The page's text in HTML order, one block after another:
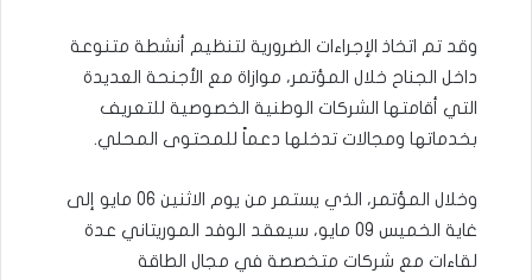
وقد تم اتخاذ الإجراءات الضرورية لتنظيم أنشطة متنوعة
داخل الجناح خلال المؤتمر، موازاة مع الأجنحة العديدة
التي أقامتها الشركات الوطنية الخصوصية للتعريف
بخدماتها ومجالات تدخلها دعماً للمحتوى المحلي.
وخلال المؤتمر، الذي يستمر من يوم الاثنين 06 مايو إلى
غاية الخميس 09 مايو، سيعقد الوفد الموريتاني عدة
لقاءات مع شركات متخصصة في مجال الطاقة